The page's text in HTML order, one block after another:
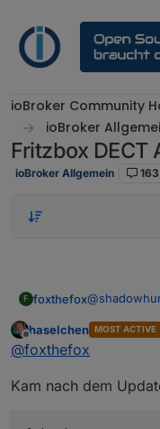
ioBroker Community
ioBroker
Fritzbox DECT
ioBroker Allgemein 163
F foxthefox@
Hätte ich
Offline
haselchen MOST ACTIVE
@foxthefox
Kam nach dem